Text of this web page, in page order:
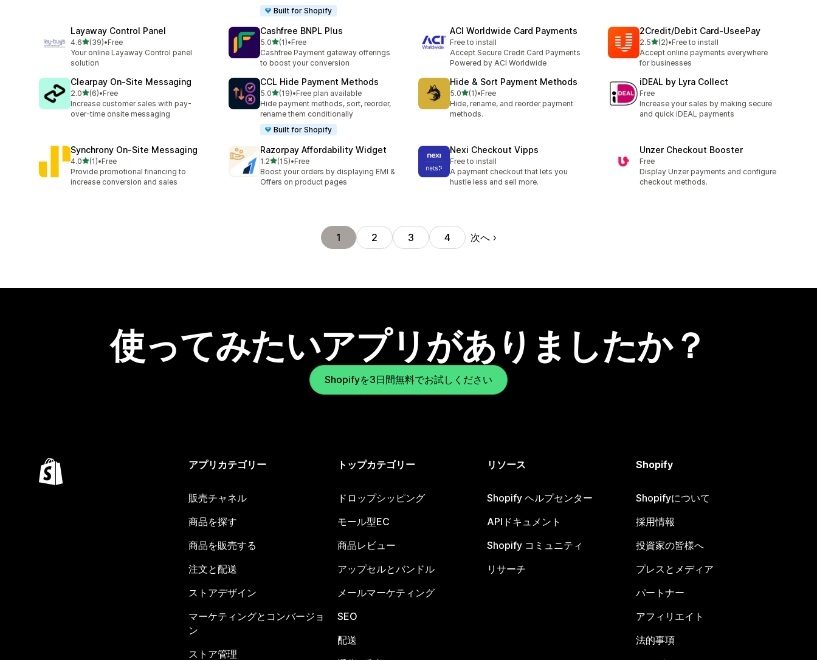
Built for Shopify
Layaway Control Panel
4.65つ星中
(39)
合計レビュー数：39件
•Free
Your online Layaway Control panel
solution
Cashfree BNPL Plus
5.05つ星中
(1)
合計レビュー数：1件
•Free
Cashfree Payment gateway offerings
to boost your conversion
ACI Worldwide Card Payments
Free to install
Accept Secure Credit Card Payments
Powered by ACI Worldwide
2Credit/Debit Card‑UseePay
2.55つ星中
(2)
合計レビュー数：2件
•Free to install
Accept online payments everywhere
for businesses
Clearpay On‑Site Messaging
2.05つ星中
(6)
合計レビュー数：6件
•Free
Increase customer sales with pay-
over-time onsite messaging
CCL Hide Payment Methods
5.05つ星中
(19)
合計レビュー数：19件
•Free plan available
Hide payment methods, sort, reorder,
rename them conditionally
Built for Shopify
Hide & Sort Payment Methods
5.05つ星中
(1)
合計レビュー数：1件
•Free
Hide, rename, and reorder payment
methods.
iDEAL by Lyra Collect
Free
Increase your sales by making secure
and quick iDEAL payments
Synchrony On‑Site Messaging
4.05つ星中
(1)
合計レビュー数：1件
•Free
Provide promotional financing to
increase conversion and sales
Razorpay Affordability Widget
1.25つ星中
(15)
合計レビュー数：15件
•Free
Boost your orders by displaying EMI &
Offers on product pages
Nexi Checkout Vipps
Free to install
A payment checkout that lets you
hustle less and sell more.
Unzer Checkout Booster
Free
Display Unzer payments and configure
checkout methods.
1 2 3 4 次へ
使ってみたいアプリがありましたか？
Shopifyを3日間無料でお試しください
アプリカテゴリー
販売チャネル
商品を探す
商品を販売する
注文と配送
ストアデザイン
マーケティングとコンバージョ
ン
ストア管理
トップカテゴリー
ドロップシッピング
モール型EC
商品レビュー
アップセルとバンドル
メールマーケティング
SEO
配送
リソース
Shopify ヘルプセンター
APIドキュメント
Shopify コミュニティ
リサーチ
Shopify
Shopifyについて
採用情報
投資家の皆様へ
プレスとメディア
パートナー
アフィリエイト
法的事項